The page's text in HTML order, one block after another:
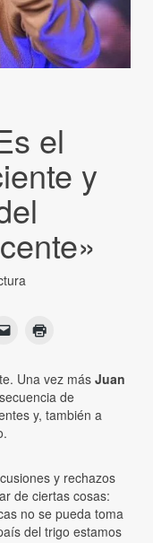
el
y
Una vez más Juan
de
y, también a
y rechazos
de ciertas cosas:
no se pueda toma
del trigo estamos